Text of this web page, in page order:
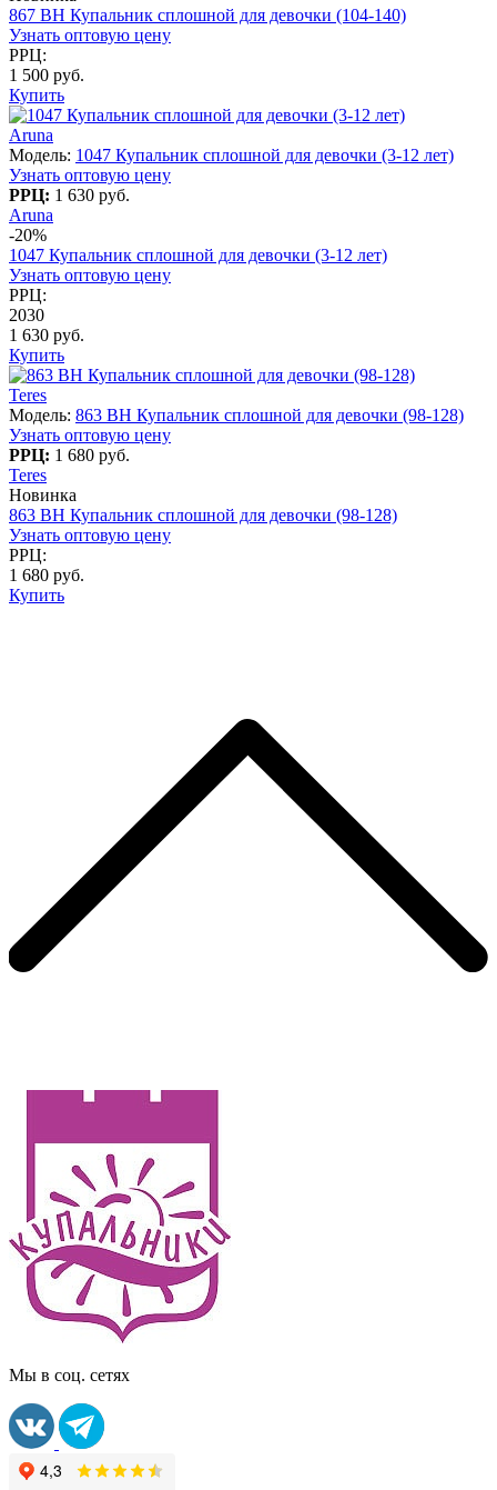
867 BH Купальник сплошной для девочки (104-140)
Узнать оптовую цену
РРЦ:
1 500 руб.
Купить
Aruna
Модель: 1047 Купальник сплошной для девочки (3-12 лет)
Узнать оптовую цену
РРЦ: 1 630 руб.
Aruna
-20%
1047 Купальник сплошной для девочки (3-12 лет)
Узнать оптовую цену
РРЦ:
2030
1 630 руб.
Купить
Teres
Модель: 863 BH Купальник сплошной для девочки (98-128)
Узнать оптовую цену
РРЦ: 1 680 руб.
Teres
Новинка
863 BH Купальник сплошной для девочки (98-128)
Узнать оптовую цену
РРЦ:
1 680 руб.
Купить
Мы в соц. сетях